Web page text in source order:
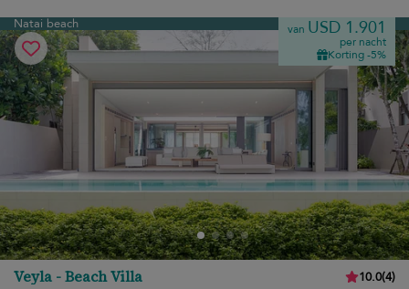
Natai beach van USD 1.901
per nacht
Korting -5%
Veyla - Beach Villa 10.0(4)